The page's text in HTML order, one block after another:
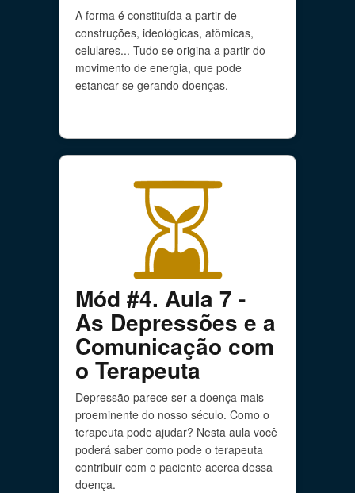
A forma é constituída a partir de
construções, ideológicas, atômicas,
celulares... Tudo se origina a partir do
movimento de energia, que pode
estancar-se gerando doenças.
Mód #4. Aula 7 -
As Depressões e a
Comunicação com
o Terapeuta
Depressão parece ser a doença mais
proeminente do nosso século. Como o
terapeuta pode ajudar? Nesta aula você
poderá saber como pode o terapeuta
contribuir com o paciente acerca dessa
doença.